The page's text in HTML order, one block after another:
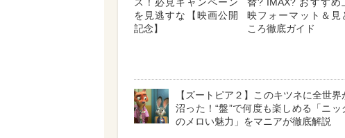
を見逃すな【映画公開
記念】
映フォーマット＆見
ころ徹底ガイド
【ズートピア２】このキツネに全世界
沼った！“盤”で何度も楽しめる「ニッ
のメロい魅力」をマニアが徹底解説